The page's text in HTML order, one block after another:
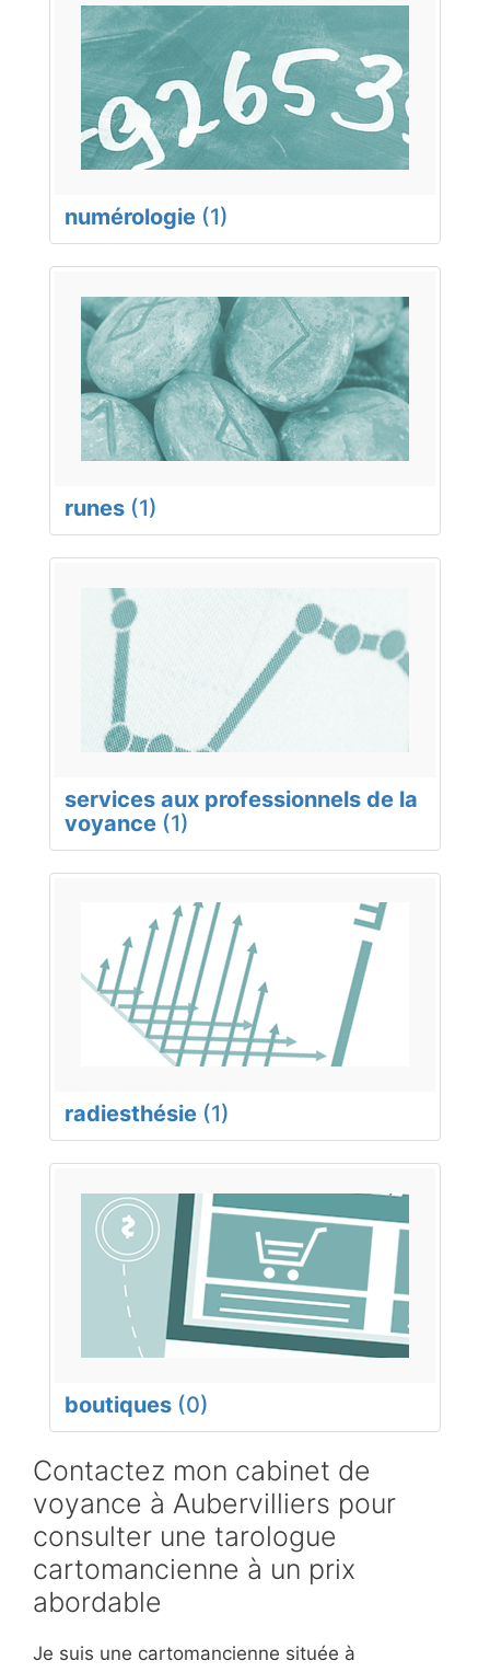
numérologie (1)
runes (1)
services aux professionnels de la
voyance (1)
radiesthésie (1)
boutiques (0)
Contactez mon cabinet de
voyance à Aubervilliers pour
consulter une tarologue
cartomancienne à un prix
abordable
Je suis une cartomancienne située à